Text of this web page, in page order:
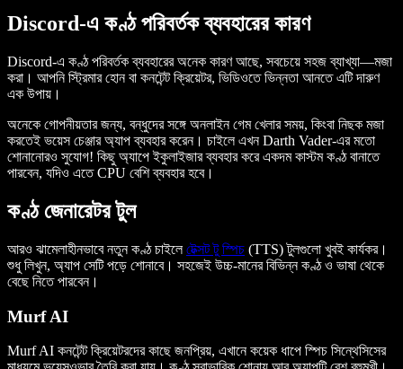
Discord-এ কণ্ঠ পরিবর্তক ব্যবহারের কারণ
Discord-এ কণ্ঠ পরিবর্তক ব্যবহারের অনেক কারণ আছে, সবচেয়ে সহজ ব্যাখ্যা—মজা
করা। আপনি স্ট্রিমার হোন বা কনটেন্ট ক্রিয়েটর, ভিডিওতে ভিন্নতা আনতে এটি দারুণ
এক উপায়।
অনেকে গোপনীয়তার জন্য, বন্ধুদের সঙ্গে অনলাইন গেম খেলার সময়, কিংবা নিছক মজা
করতেই ভয়েস চেঞ্জার অ্যাপ ব্যবহার করেন। চাইলে এখন Darth Vader-এর মতো
শোনানোরও সুযোগ! কিছু অ্যাপে ইকুলাইজার ব্যবহার করে একদম কাস্টম কণ্ঠ বানাতে
পারবেন, যদিও এতে CPU বেশি ব্যবহার হবে।
কণ্ঠ জেনারেটর টুল
আরও ঝামেলাহীনভাবে নতুন কণ্ঠ চাইলেটেক্সট টু স্পিচ (TTS) টুলগুলো খুবই কার্যকর।
শুধু লিখুন, অ্যাপ সেটি পড়ে শোনাবে। সহজেই উচ্চ-মানের বিভিন্ন কণ্ঠ ও ভাষা থেকে
বেছে নিতে পারবেন।
Murf AI
Murf AI কনটেন্ট ক্রিয়েটরদের কাছে জনপ্রিয়, এখানে কয়েক ধাপে স্পিচ সিন্থেসিসের